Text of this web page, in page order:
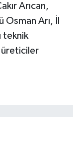
Arıcan,
Arı, İl
teknik
üreticiler